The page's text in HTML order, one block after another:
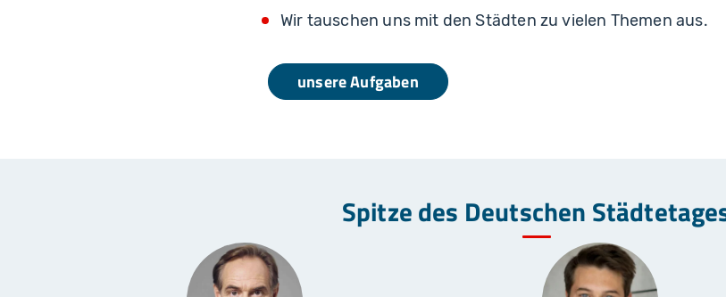
Wir tauschen uns mit den Städten zu vielen Themen aus.
unsere Aufgaben
Spitze des Deutschen